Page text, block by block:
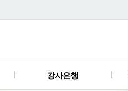
강사은행